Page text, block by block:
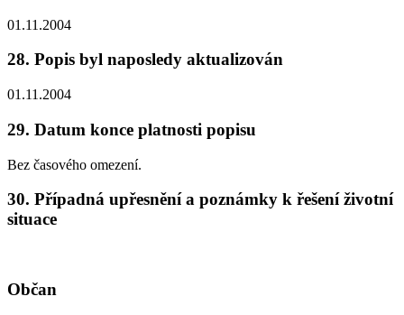
01.11.2004
28. Popis byl naposledy aktualizován
01.11.2004
29. Datum konce platnosti popisu
Bez časového omezení.
30. Případná upřesnění a poznámky k řešení životní
situace
Občan